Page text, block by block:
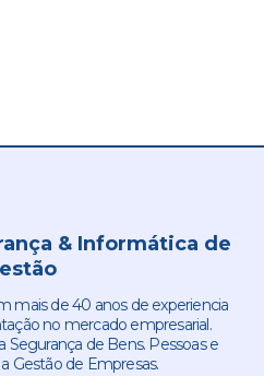
& Informática de
mais de 40 anos de experiencia
no mercado empresarial.
Segurança de Bens. Pessoas e
Gestão de Empresas.